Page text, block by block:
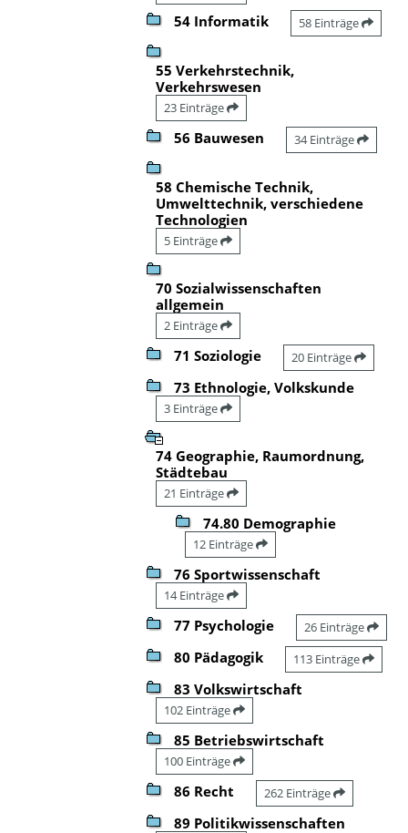
54 Informatik 58 Einträge
55 Verkehrstechnik,
Verkehrswesen
23 Einträge
56 Bauwesen 34 Einträge
58 Chemische Technik,
Umwelttechnik, verschiedene
Technologien
5 Einträge
70 Sozialwissenschaften
allgemein
2 Einträge
71 Soziologie 20 Einträge
73 Ethnologie, Volkskunde
3 Einträge
74 Geographie, Raumordnung,
Städtebau
21 Einträge
74.80 Demographie
12 Einträge
76 Sportwissenschaft
14 Einträge
77 Psychologie 26 Einträge
80 Pädagogik 113 Einträge
83 Volkswirtschaft
102 Einträge
85 Betriebswirtschaft
100 Einträge
86 Recht 262 Einträge
89 Politikwissenschaften